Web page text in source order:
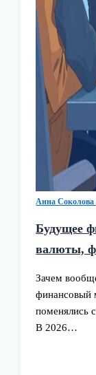
Анна Соколова
Будущее
валюты,
Зачем
финансовый
поменялись
В 2026…